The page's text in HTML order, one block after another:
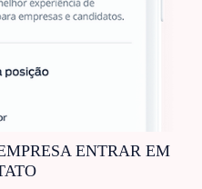
ENTRAR EM